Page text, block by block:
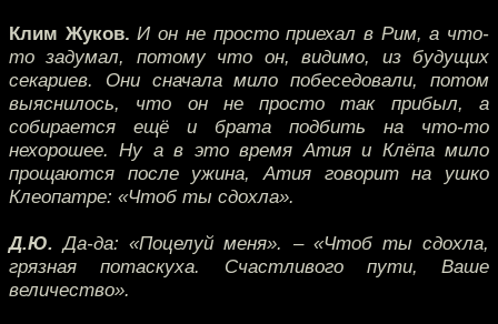
Клим Жуков. И он не просто приехал в Рим, а что-
то задумал, потому что он, видимо, из будущих
секариев. Они сначала мило побеседовали, потом
выяснилось, что он не просто так прибыл, а
собирается ещё и брата подбить на что-то
нехорошее. Ну а в это время Атия и Клёпа мило
прощаются после ужина, Атия говорит на ушко
Клеопатре: «Чтоб ты сдохла».
Д.Ю. Да-да: «Поцелуй меня». – «Чтоб ты сдохла,
грязная потаскуха. Счастливого пути, Ваше
величество».